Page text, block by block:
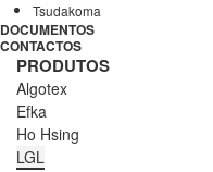
Tsudakoma
DOCUMENTOS
CONTACTOS
PRODUTOS
Algotex
Efka
Ho Hsing
LGL